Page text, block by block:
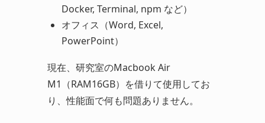
Docker, Terminal, npm など）
オフィス（Word, Excel,
PowerPoint）
現在、研究室のMacbook Air
M1（RAM16GB）を借りて使用してお
り、性能面で何も問題ありません。